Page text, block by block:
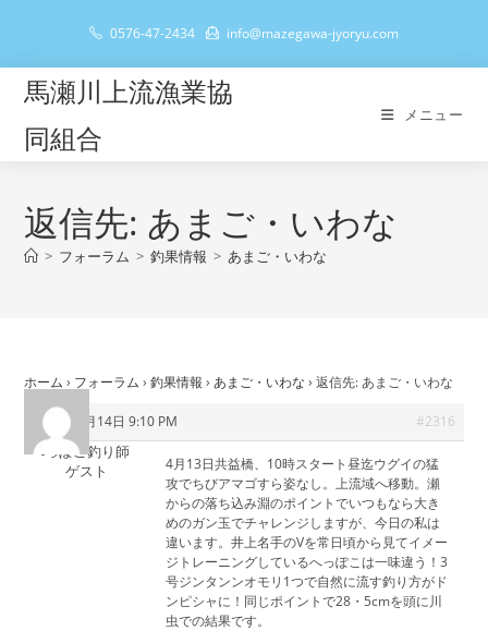
テ
0576-47-2434 info@mazegawa-jyoryu.com
馬瀬川上流漁業協
同組合
メニュー
返信先: あまご・いわな
> フォーラム > 釣果情報 > あまご・いわな
ホーム › フォーラム › 釣果情報 › あまご・いわな › 返信先: あまご・いわな
2022年4月14日 9:10 PM #2316
へっぽこ釣り師
ゲスト
4月13日共益橋、10時スタート昼迄ウグイの猛
攻でちびアマゴすら姿なし。上流域へ移動。瀬
からの落ち込み淵のポイントでいつもなら大き
めのガン玉でチャレンジしますが、今日の私は
違います。井上名手のVを常日頃から見てイメー
ジトレーニングしているへっぽこは一味違う！3
号ジンタンンオモリ1つで自然に流す釣り方がド
ンピシャに！同じポイントで28・5cmを頭に川
虫での結果です。